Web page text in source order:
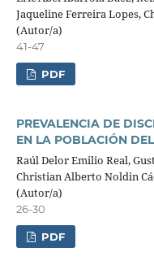
Jaqueline Ferreira Lopes,
(Autor/a)
41-47
PDF
PREVALENCIA DE
EN LA POBLACIÓN
Raúl Delor Emilio Real,
Christian Alberto Noldin
(Autor/a)
26-30
PDF